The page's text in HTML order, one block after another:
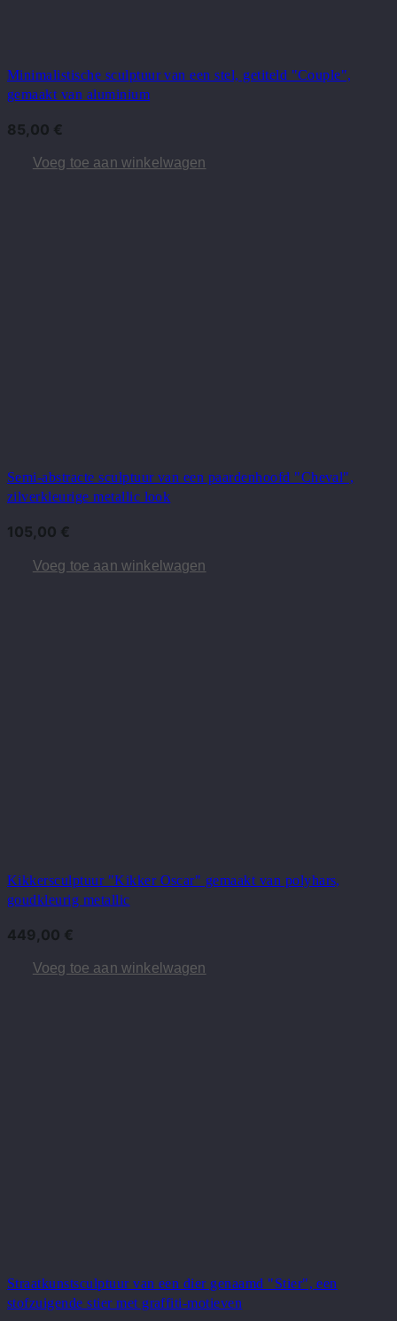
Minimalistische sculptuur van een stel, getiteld "Couple",
gemaakt van aluminium
85,00 €
Voeg toe aan winkelwagen
Semi-abstracte sculptuur van een paardenhoofd "Cheval",
zilverkleurige metallic look
105,00 €
Voeg toe aan winkelwagen
Kikkersculptuur "Kikker Oscar" gemaakt van polyhars,
goudkleurig metallic
449,00 €
Voeg toe aan winkelwagen
Straatkunstsculptuur van een dier genaamd "Stier", een
stofzuigende stier met graffiti-motieven